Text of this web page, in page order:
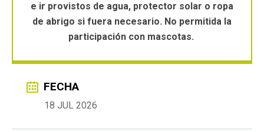
e ir provistos de agua, protector solar o ropa
de abrigo si fuera necesario. No permitida la
participación con mascotas.
FECHA
18 JUL 2026